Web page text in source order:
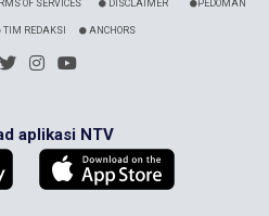
OF SERVICES DISCLAIMER PEDOMAN
TIM REDAKSI ANCHORS
aplikasi NTV